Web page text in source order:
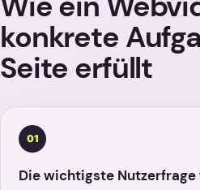
konkrete
Seite erfüllt
01
Die wichtigste